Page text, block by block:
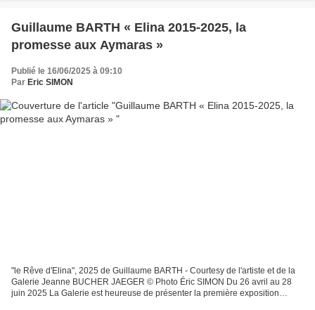
Guillaume BARTH « Elina 2015-2025, la
promesse aux Aymaras »
Publié le 16/06/2025 à 09:10
Par Eric SIMON
"le Rêve d'Elina", 2025 de Guillaume BARTH - Courtesy de l'artiste et de la
Galerie Jeanne BUCHER JAEGER © Photo Éric SIMON Du 26 avril au 28
juin 2025 La Galerie est heureuse de présenter la première exposition